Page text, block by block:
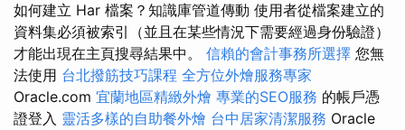
如何建立 Har 檔案？知識庫管道傳動 使用者從檔案建立的
資料集必須被索引（並且在某些情況下需要經過身份驗證）
才能出現在主頁搜尋結果中。 信賴的會計事務所選擇 您無
法使用 台北撥筋技巧課程 全方位外燴服務專家
Oracle.com 宜蘭地區精緻外燴 專業的SEO服務 的帳戶憑
證登入 靈活多樣的自助餐外燴 台中居家清潔服務 Oracle